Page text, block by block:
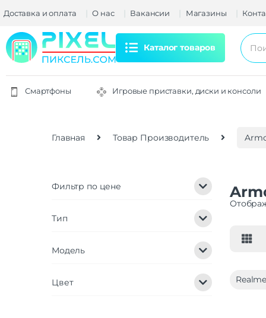
Доставка и оплата О нас Вакансии Магазины
Каталог товаров
Смартфоны Игровые приставки, диски и консоли
Главная Товар Производитель
Фильтр по цене
Тип
Модель
Цвет